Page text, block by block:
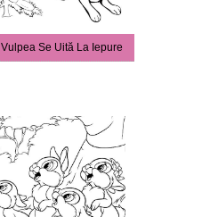
Vulpea Se Uită La Iepure